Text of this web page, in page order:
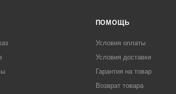
ПОМОЩЬ
Условия оплаты
Условия доставки
Гарантия на товар
Возврат товара